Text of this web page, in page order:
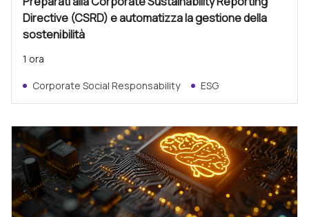
Directive (CSRD) e automatizza la gestione della
sostenibilità
1 ora
Corporate Social Responsability ESG